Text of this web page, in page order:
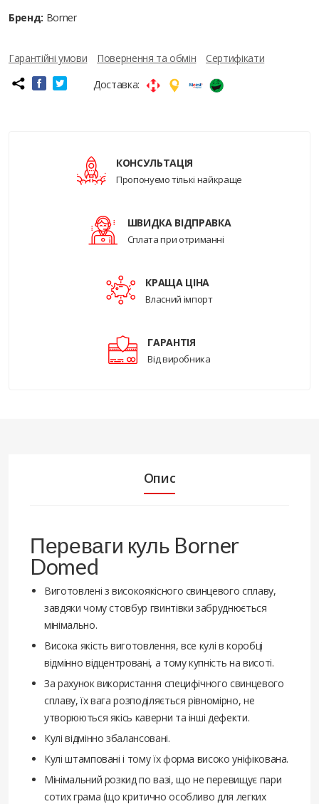
Бренд: Borner
Гарантійні умови Повернення та обмін
Сертифікати
Доставка:
КОНСУЛЬТАЦІЯ
Пропонуємо тількі найкраще
ШВИДКА ВІДПРАВКА
Сплата при отриманні
КРАЩА ЦІНА
Власний імпорт
ГАРАНТІЯ
Від виробника
Опис
Переваги куль Borner
Domed
Виготовлені з високоякісного свинцевого сплаву,
завдяки чому стовбур гвинтівки забруднюється
мінімально.
Висока якість виготовлення, все кулі в коробці
відмінно відцентровані, а тому купність на висоті.
За рахунок використання специфічного свинцевого
сплаву, їх вага розподіляється рівномірно, не
утворюються якісь каверни та інші дефекти.
Кулі відмінно збалансовані.
Кулі штамповані і тому їх форма високо уніфікована.
Мінімальний розкид по вазі, що не перевищує пари
сотих грама (що критично особливо для легких